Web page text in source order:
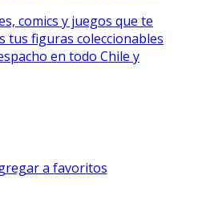
comics y juegos que te
tus figuras coleccionables
en todo Chile y
a favoritos